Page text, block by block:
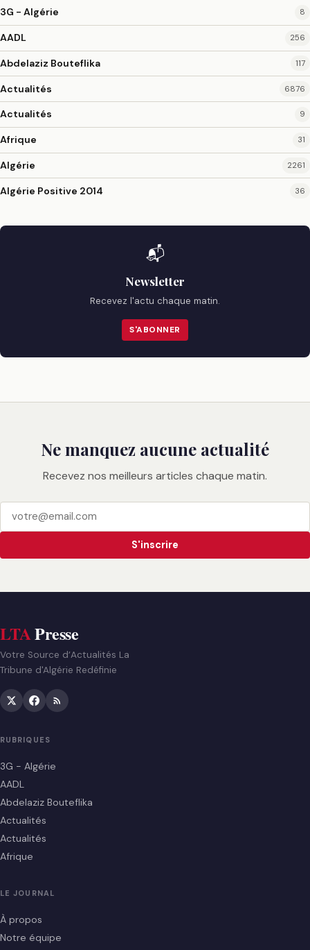
3G - Algérie 8
AADL 256
Abdelaziz Bouteflika 117
Actualités 6876
Actualités 9
Afrique 31
Algérie 2261
Algérie Positive 2014 36
📬
Newsletter
Recevez l'actu chaque matin.
S'ABONNER
Ne manquez aucune actualité
Recevez nos meilleurs articles chaque matin.
S'inscrire
LTAPresse
Votre Source d’Actualités La
Tribune d'Algérie Redéfinie
RUBRIQUES
3G - Algérie
AADL
Abdelaziz Bouteflika
Actualités
Actualités
Afrique
LE JOURNAL
À propos
Notre équipe